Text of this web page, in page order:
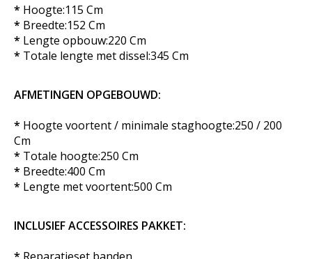
* Hoogte:115 Cm
* Breedte:152 Cm
* Lengte opbouw:220 Cm
* Totale lengte met dissel:345 Cm
AFMETINGEN OPGEBOUWD:
* Hoogte voortent / minimale staghoogte:250 / 200
Cm
* Totale hoogte:250 Cm
* Breedte:400 Cm
* Lengte met voortent:500 Cm
INCLUSIEF ACCESSOIRES PAKKET: